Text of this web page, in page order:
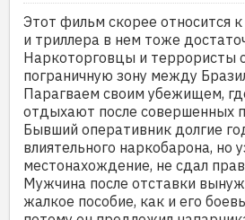
Этот фильм скорее относится
и триллера в нем тоже
Наркоторговцы и террористы
пограничную зону между
Парагваем своим убежищем,
отдыхают после совершенных
Бывший оперативник долгие
влиятельного наркобарона, но
местонахождение, не сдал
Мужчина после отставки
жалкое пособие, как и его